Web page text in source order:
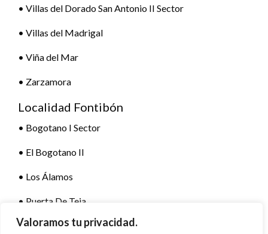
Valoramos tu privacidad.
• Villas del Dorado San Antonio II Sector
• Villas del Madrigal
• Viña del Mar
• Zarzamora
Localidad Fontibón
• Bogotano I Sector
• El Bogotano II
• Los Álamos
• Puerta De Teja
• Puerta De Teja – El Triángulo